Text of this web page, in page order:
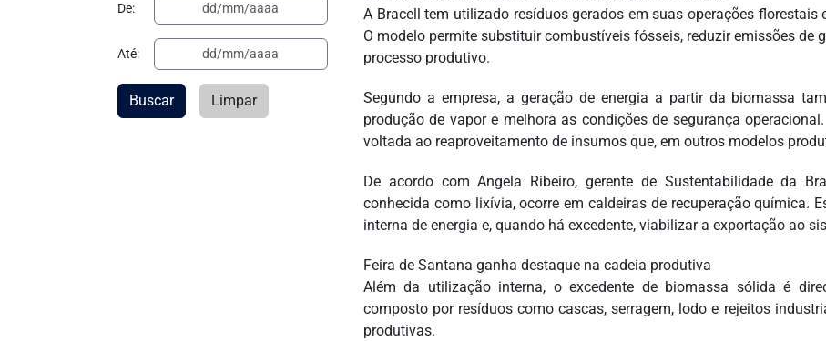
A Bracell tem utilizado resíduos gerados em suas operações
O modelo permite substituir combustíveis fósseis, reduzir emissões de
processo produtivo.
Segundo a empresa, a geração de energia a partir da biomassa
produção de vapor e melhora as condições de segurança
voltada ao reaproveitamento de insumos que, em outros modelos
De acordo com Angela Ribeiro, gerente de Sustentabilidade da
conhecida como lixívia, ocorre em caldeiras de recuperação química.
interna de energia e, quando há excedente, viabilizar a exportação ao
Feira de Santana ganha destaque na cadeia produtiva
Além da utilização interna, o excedente de biomassa sólida é
composto por resíduos como cascas, serragem, lodo e rejeitos
produtivas.
De:
Até:
Buscar Limpar